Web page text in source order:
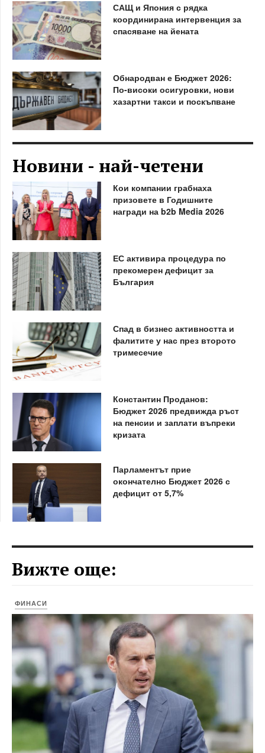
САЩ и Япония с рядка
координирана интервенция за
спасяване на йената
Обнародван е Бюджет 2026:
По-високи осигуровки, нови
хазартни такси и поскъпване
Новини - най-четени
Кои компании грабнаха
призовете в Годишните
награди на b2b Media 2026
ЕС активира процедура по
прекомерен дефицит за
България
Спад в бизнес активността и
фалитите у нас през второто
тримесечие
Константин Проданов:
Бюджет 2026 предвижда ръст
на пенсии и заплати въпреки
кризата
Парламентът прие
окончателно Бюджет 2026 с
дефицит от 5,7%
Вижте още:
ФИНАСИ